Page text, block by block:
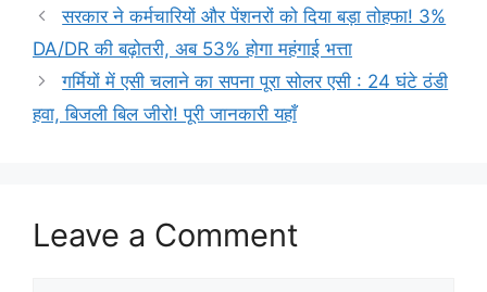
सरकार ने कर्मचारियों और पेंशनरों को दिया बड़ा तोहफा! 3%
DA/DR की बढ़ोतरी, अब 53% होगा महंगाई भत्ता
गर्मियों में एसी चलाने का सपना पूरा सोलर एसी : 24 घंटे ठंडी
हवा, बिजली बिल जीरो! पूरी जानकारी यहाँ
Leave a Comment